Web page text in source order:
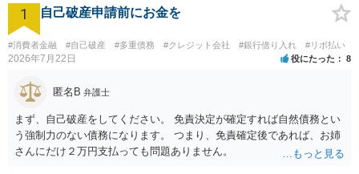
1 自己破産申請前にお金を
#消費者金融 #自己破産 #多重債務 #クレジット会社 #銀行借り入れ #リボ払い
2026年7月22日 役にたった 8
匿名B 弁護士
まず、自己破産をしてください。 免責決定が確定すれば自然債務とい
う強制力のない債務になります。 つまり、免責確定後であれば、お姉
さんにだけ２万円支払っても問題ありません。